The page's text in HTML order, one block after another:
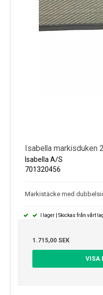
Isabella markisduken
Isabella A/S
701320456
Markistäcke med
I lager | Skickas från vårt
1.715,00 SEK
VISA